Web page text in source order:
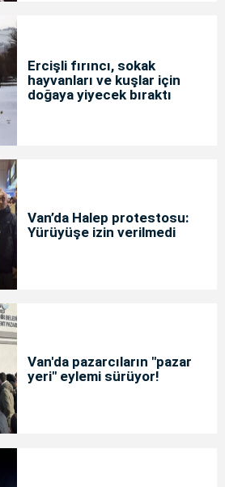
Ercişli fırıncı, sokak
hayvanları ve kuşlar için
doğaya yiyecek bıraktı
Van’da Halep protestosu:
Yürüyüşe izin verilmedi
Van'da pazarcıların "pazar
yeri" eylemi sürüyor!